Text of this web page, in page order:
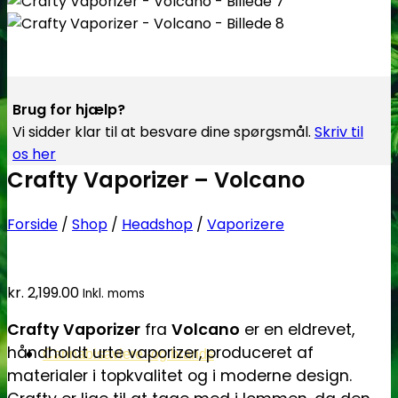
Cannabisavlere -og brands
Brug for hjælp?
Vi sidder klar til at besvare dine spørgsmål. Skriv til
os her
Crafty Vaporizer – Volcano
Forside / Shop / Headshop / Vaporizere
kr. 2,199.00 Inkl. moms
Crafty Vaporizer fra Volcano er en eldrevet,
håndholdt urte vaporizer, produceret af
materialer i topkvalitet og i moderne design.